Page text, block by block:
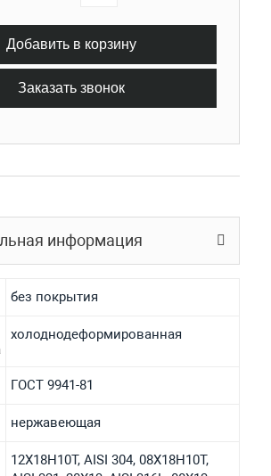
Добавить в корзину
Заказать звонок
информация
без покрытия
холоднодеформированная
ГОСТ 9941-81
нержавеющая
12Х18Н10Т, AISI 304, 08Х18Н10Т,